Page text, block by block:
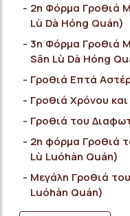
2η Φόρμα Γροθιά
Lù Dà Hóng Quán)
3η Φόρμα Γροθιά
Sān Lù Dà Hóng
Γροθιά Επτά
Γροθιά Χρόνου
Γροθιά του
2η φόρμα Γροθιά
Lù Luóhàn Quán)
Μεγάλη Γροθιά
Luóhàn Quán)